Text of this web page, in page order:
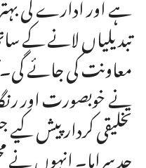
تبدیلیاں لانے کے
معاونت کی جائے
نے خوبصورت اور
تخلیقی کردار پیش
حد سراہا۔ انہوں نے